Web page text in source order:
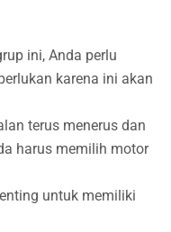
ini, Anda perlu
karena ini akan
terus menerus dan
harus memilih motor
untuk memiliki